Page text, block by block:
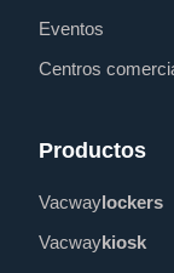
Eventos
Centros
Productos
Vacwaylockers
Vacwaykiosk